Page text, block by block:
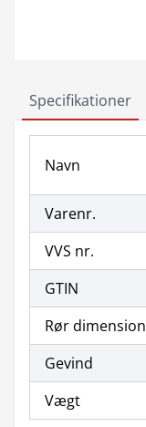
Specifikationer
Navn
Varenr.
VVS nr.
GTIN
Rør dimension
Gevind
Vægt